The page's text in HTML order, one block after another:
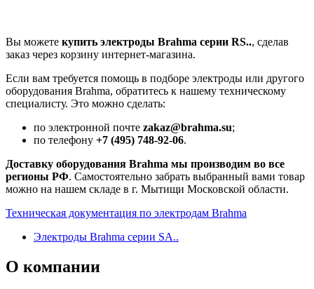
Вы можете купить электроды Brahma серии RS.., сделав
заказ через корзину интернет-магазина.
Если вам требуется помощь в подборе электроды или другого
оборудования Brahma, обратитесь к нашему техническому
специалисту. Это можно сделать:
по электронной почте zakaz@brahma.su;
по телефону +7 (495) 748-92-06.
Доставку оборудования Brahma мы производим во все
регионы РФ. Самостоятельно забрать выбранный вами товар
можно на нашем складе в г. Мытищи Московской области.
Техническая документация по электродам Brahma
Электроды Brahma серии SA..
О компании